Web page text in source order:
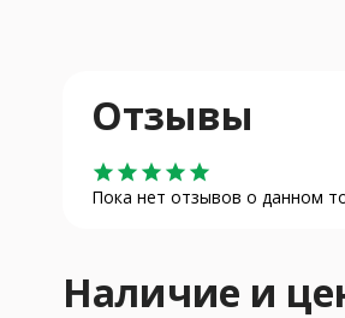
Отзывы
star star star star star
Пока нет отзывов о данном
Наличие и